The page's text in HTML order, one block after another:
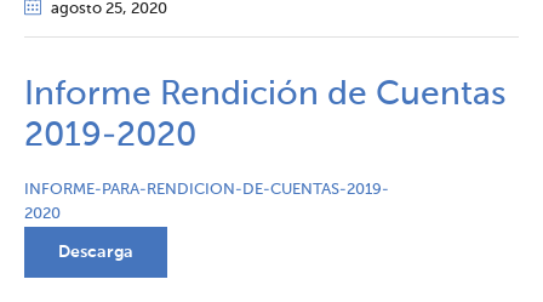
agosto 25, 2020
Informe Rendición de Cuentas
2019-2020
INFORME-PARA-RENDICION-DE-CUENTAS-2019-
2020
Descarga